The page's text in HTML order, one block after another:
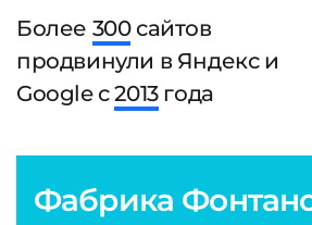
Более 300сайтов
продвинули в Яндекс и
Google с2013года
Фабрика